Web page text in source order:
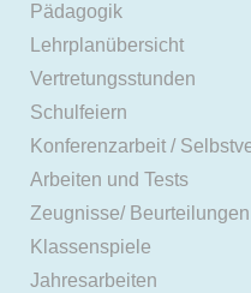
Pädagogik
Lehrplanübersicht
Vertretungsstunden
Schulfeiern
Konferenzarbeit /
Arbeiten und Tests
Zeugnisse/ Beurteilungen
Klassenspiele
Jahresarbeiten